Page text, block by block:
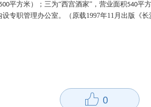
平方米）；三为“西宫酒家”，营业面积540平
专职管理办公室。
（原载1997年11月出版《
0